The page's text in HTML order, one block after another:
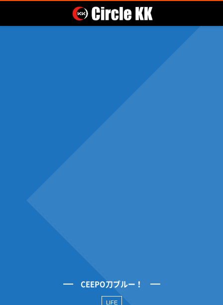
CEEPO刀ブルー！
LIFE